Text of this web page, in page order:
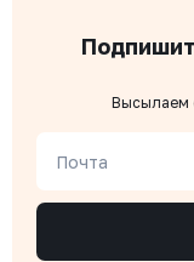
Высылаем
Почта